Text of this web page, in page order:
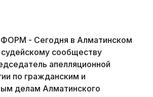
- Сегодня в Алматинском
сообществу
апелляционной
по гражданским и
делам Алматинского